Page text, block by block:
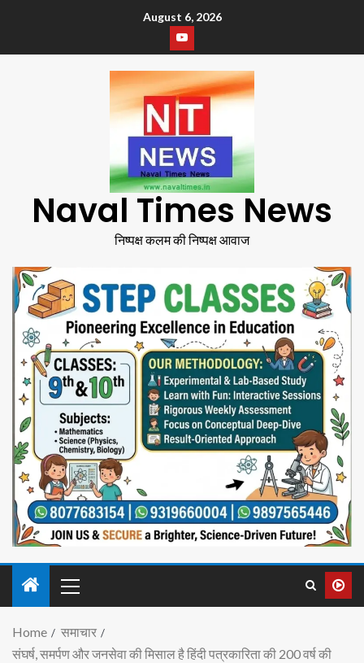
August 6, 2026
Naval Times News
निष्पक्ष कलम की निष्पक्ष आवाज
Home
समाचार
संघर्ष, समर्पण और जनसेवा की मिसाल है हिंदी पत्रकारिता की 200 वर्ष की